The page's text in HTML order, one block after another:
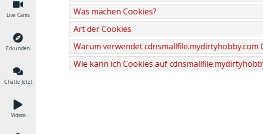
Live Cams
Erkunden
Chatte Jetzt
Videos
Was machen Cookies?
Art der Cookies
Warum verwendet cdnsmallfile.mydirtyhobby.com
Wie kann ich Cookies auf